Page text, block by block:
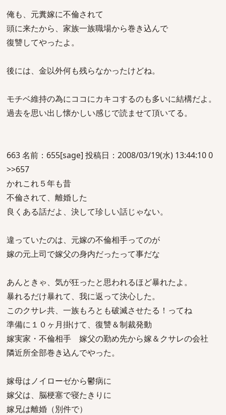
俺も、元糞嫁に不倫されて
頭に来たから、家族一族職場から巻き込んで
復讐してやったよ。
後には、金以外何も残らなかったけどね。
モチベ維持の為にココにカキコするのも多いに結構だよ。
過去を思い出し懐かしい感じで読ませて頂いてる。
663 名前：655[sage] 投稿日：2008/03/19(水) 13:44:10 0
>>657
かれこれ５年も昔
不倫されて、離婚した
良くある話だよ、決して珍しい話じゃない。
違っていたのは、元嫁の不倫相手ってのが
嫁の元上司で嫁父の身内だったって事だな
あんときゃ、気が狂ったと思われるほど暴れたよ。
暴れるだけ暴れて、我に返って決心した。
このクサレ共、一族もろとも破滅させたる！ってね
準備に１０ヶ月掛けて、復讐＆制裁発動
嫁実家・不倫相手 嫁父の勤め先から嫁＆クサレの会社
隣近所全部巻き込んでやった。
嫁母はノイローゼから鬱病に
嫁父は、脳梗塞で寝たきりに
嫁兄は離婚（別件で）